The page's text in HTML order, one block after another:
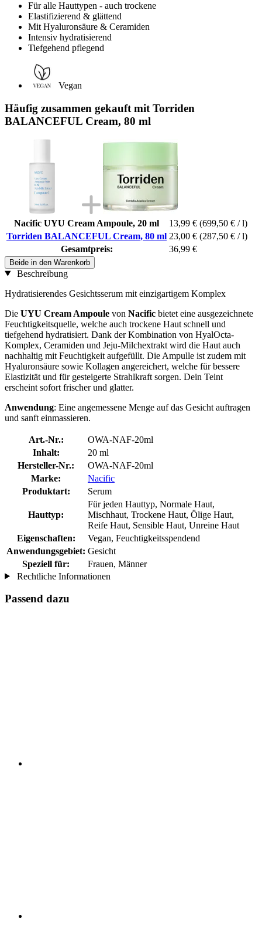
Für alle Hauttypen - auch trockene
Elastifizierend & glättend
Mit Hyaluronsäure & Ceramiden
Intensiv hydratisierend
Tiefgehend pflegend
Vegan
Häufig zusammen gekauft mit Torriden
BALANCEFUL Cream, 80 ml
Nacific UYU Cream Ampoule, 20 ml 13,99 € (699,50 € / l)
Torriden BALANCEFUL Cream, 80 ml 23,00 € (287,50 € / l)
Gesamtpreis:
36,99 €
Beide in den Warenkorb
Beschreibung
Hydratisierendes Gesichtsserum mit einzigartigem Komplex
Die UYU Cream Ampoule von Nacific bietet eine ausgezeichnete
Feuchtigkeitsquelle, welche auch trockene Haut schnell und
tiefgehend hydratisiert. Dank der Kombination von HyalOcta-
Komplex, Ceramiden und Jeju-Milchextrakt wird die Haut auch
nachhaltig mit Feuchtigkeit aufgefüllt. Die Ampulle ist zudem mit
Hyaluronsäure sowie Kollagen angereichert, welche für bessere
Elastizität und für gesteigerte Strahlkraft sorgen. Dein Teint
erscheint sofort frischer und glatter.
Anwendung: Eine angemessene Menge auf das Gesicht auftragen
und sanft einmassieren.
Art.-Nr.:
OWA-NAF-20ml
Inhalt:
20 ml
Hersteller-Nr.:
OWA-NAF-20ml
Marke:
Nacific
Produktart:
Serum
Hauttyp:
Für jeden Hauttyp, Normale Haut,
Mischhaut, Trockene Haut, Ölige Haut,
Reife Haut, Sensible Haut, Unreine Haut
Eigenschaften:
Vegan, Feuchtigkeitsspendend
Anwendungsgebiet: Gesicht
Speziell für:
Frauen, Männer
Rechtliche Informationen
Passend dazu